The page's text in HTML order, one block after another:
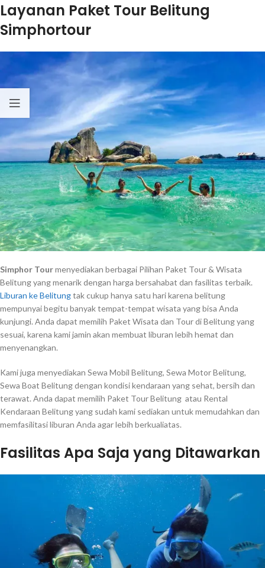
Layanan Paket Tour Belitung
Simphortour
Simphor Tourmenyediakan berbagai Pilihan Paket Tour & Wisata
Belitung yang menarik dengan harga bersahabat dan fasilitas terbaik.
Liburan ke Belitungtak cukup hanya satu hari karena belitung
mempunyai begitu banyak tempat-tempat wisata yang bisa Anda
kunjungi. Anda dapat memilih Paket Wisata dan Tour di Belitung yang
sesuai, karena kami jamin akan membuat liburan lebih hemat dan
menyenangkan.
Kami juga menyediakan Sewa Mobil Belitung, Sewa Motor Belitung,
Sewa Boat Belitung dengan kondisi kendaraan yang sehat, bersih dan
terawat. Anda dapat memilih Paket Tour Belitung atau Rental
Kendaraan Belitung yang sudah kami sediakan untuk memudahkan dan
memfasilitasi liburan Anda agar lebih berkualiatas.
Fasilitas Apa Saja yang Ditawarkan